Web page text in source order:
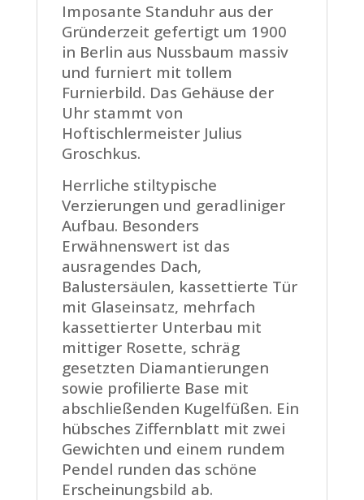
Imposante Standuhr aus der
Gründerzeit gefertigt um 1900
in Berlin aus Nussbaum massiv
und furniert mit tollem
Furnierbild. Das Gehäuse der
Uhr stammt von
Hoftischlermeister Julius
Groschkus.
Herrliche stiltypische
Verzierungen und geradliniger
Aufbau. Besonders
Erwähnenswert ist das
ausragendes Dach,
Balustersäulen, kassettierte Tür
mit Glaseinsatz, mehrfach
kassettierter Unterbau mit
mittiger Rosette, schräg
gesetzten Diamantierungen
sowie profilierte Base mit
abschließenden Kugelfüßen. Ein
hübsches Ziffernblatt mit zwei
Gewichten und einem rundem
Pendel runden das schöne
Erscheinungsbild ab.